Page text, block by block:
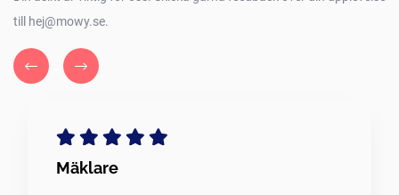
till hej@mowy.se.
Mäklare